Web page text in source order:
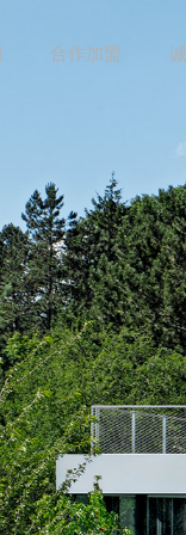
合作加盟